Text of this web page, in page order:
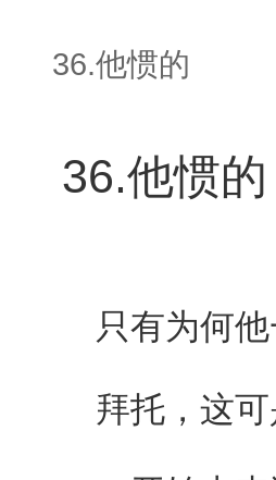
36.他惯的
36.他惯的
只有为何他
拜托，这可